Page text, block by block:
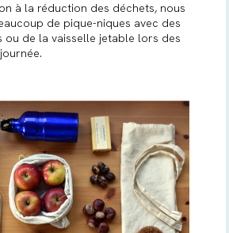
à la réduction des déchets, nous
de pique-niques avec des
ou de la vaisselle jetable lors des